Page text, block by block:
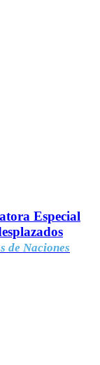
Especial
de Naciones